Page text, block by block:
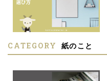
CATEGORY 紙のこと